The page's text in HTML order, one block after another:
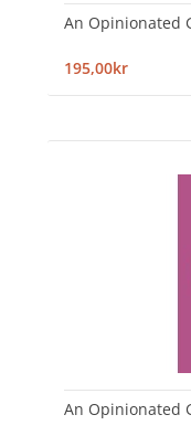
An Opinionated
195,00kr
An Opinionated